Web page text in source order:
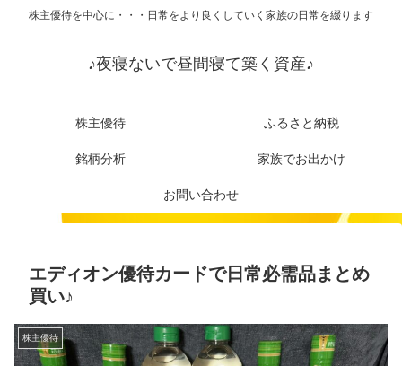
株主優待を中心に・・・日常をより良くしていく家族の日常を綴ります
♪夜寝ないで昼間寝て築く資産♪
株主優待 ふるさと納税
銘柄分析 家族でお出かけ
お問い合わせ
エディオン優待カードで日常必需品まとめ
買い♪
株主優待